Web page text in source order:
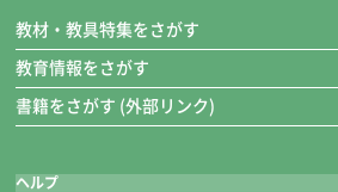
教材・教具特集をさがす
教育情報をさがす
書籍をさがす (外部リンク)
ヘルプ